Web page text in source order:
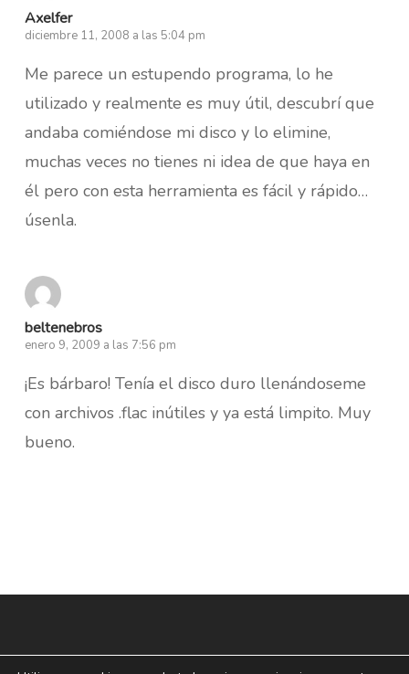
Axelfer
diciembre 11, 2008 a las 5:04 pm
Me parece un estupendo programa, lo he
utilizado y realmente es muy útil, descubrí que
andaba comiéndose mi disco y lo elimine,
muchas veces no tienes ni idea de que haya en
él pero con esta herramienta es fácil y rápido…
úsenla.
beltenebros
enero 9, 2009 a las 7:56 pm
¡Es bárbaro! Tenía el disco duro llenándoseme
con archivos .flac inútiles y ya está limpito. Muy
bueno.